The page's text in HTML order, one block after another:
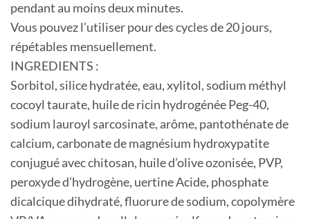
pendant au moins deux minutes.
Vous pouvez l’utiliser pour des cycles de 20 jours,
répétables mensuellement.
INGREDIENTS :
Sorbitol, silice hydratée, eau, xylitol, sodium méthyl
cocoyl taurate, huile de ricin hydrogénée Peg-40,
sodium lauroyl sarcosinate, arôme, pantothénate de
calcium, carbonate de magnésium hydroxypatite
conjugué avec chitosan, huile d’olive ozonisée, PVP,
peroxyde d’hydrogène, uertine Acide, phosphate
dicalcique dihydraté, fluorure de sodium, copolymère